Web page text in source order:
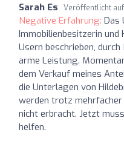
Sarah Es Veröffentlicht auf
Negative Erfahrung: Das
Immobilienbesitzerin und
Usern beschrieben,
arme Leistung.
dem Verkauf meines
die Unterlagen von
werden trotz mehrfacher
nicht erbracht. Jetzt
helfen.